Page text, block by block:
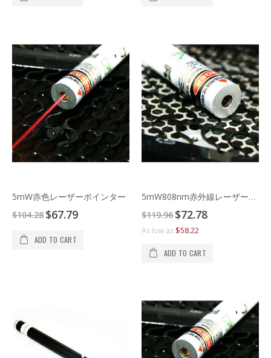
5mW赤色レーザーポインター
$104.28 Special
Price
$67.79
ADD TO CART
5mW808nm赤外線レーザーポインター
$119.96 Special
Price
$72.78
As low as $58.22
ADD TO CART